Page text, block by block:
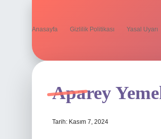
Anasayfa Gizlilik Politikası Yasal Uyarı
Aparey
Tarih: Kasım 7, 2024